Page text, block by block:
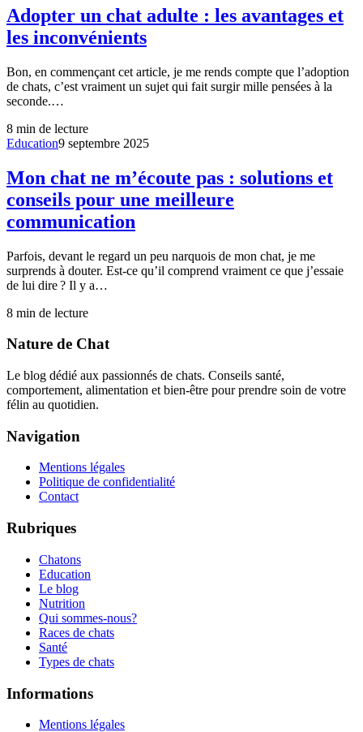
Adopter un chat adulte : les avantages et
les inconvénients
Bon, en commençant cet article, je me rends compte que l’adoption
de chats, c’est vraiment un sujet qui fait surgir mille pensées à la
seconde.…
8 min de lecture
Education9 septembre 2025
Mon chat ne m’écoute pas : solutions et
conseils pour une meilleure
communication
Parfois, devant le regard un peu narquois de mon chat, je me
surprends à douter. Est-ce qu’il comprend vraiment ce que j’essaie
de lui dire ? Il y a…
8 min de lecture
Nature de Chat
Le blog dédié aux passionnés de chats. Conseils santé,
comportement, alimentation et bien-être pour prendre soin de votre
félin au quotidien.
Navigation
Mentions légales
Politique de confidentialité
Contact
Rubriques
Chatons
Education
Le blog
Nutrition
Qui sommes-nous?
Races de chats
Santé
Types de chats
Informations
Mentions légales